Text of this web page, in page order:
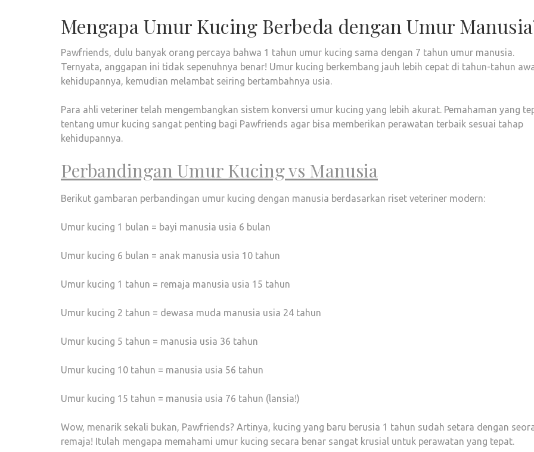
Mengapa Umur Kucing Berbeda dengan Umur
Pawfriends, dulu banyak orang percaya bahwa 1 tahun umur kucing sama dengan 7 tahun umur manusia.
Ternyata, anggapan ini tidak sepenuhnya benar! Umur kucing berkembang jauh lebih cepat di tahun-tahun
kehidupannya, kemudian melambat seiring bertambahnya usia.
Para ahli veteriner telah mengembangkan sistem konversi umur kucing yang lebih akurat. Pemahaman yang
tentang umur kucing sangat penting bagi Pawfriends agar bisa memberikan perawatan terbaik sesuai tahap
kehidupannya.
Perbandingan Umur Kucing vs Manusia
Berikut gambaran perbandingan umur kucing dengan manusia berdasarkan riset veteriner modern:
Umur kucing 1 bulan = bayi manusia usia 6 bulan
Umur kucing 6 bulan = anak manusia usia 10 tahun
Umur kucing 1 tahun = remaja manusia usia 15 tahun
Umur kucing 2 tahun = dewasa muda manusia usia 24 tahun
Umur kucing 5 tahun = manusia usia 36 tahun
Umur kucing 10 tahun = manusia usia 56 tahun
Umur kucing 15 tahun = manusia usia 76 tahun (lansia!)
Wow, menarik sekali bukan, Pawfriends? Artinya, kucing yang baru berusia 1 tahun sudah setara dengan
remaja! Itulah mengapa memahami umur kucing secara benar sangat krusial untuk perawatan yang tepat.